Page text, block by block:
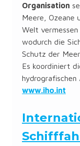
Organisation
Meere, Ozeane
Welt
wodurch die
Schutz der
Es koordiniert
hydrografischen
www.iho.int